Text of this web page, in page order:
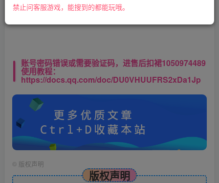
请登录后查看特权
账号密码错误或需要验证码，进售后扣裙1050974489
使用教程：
https://docs.qq.com/doc/DU0VHUUFRS2xDa1Jp
© 版权声明
版权声明
禁止问客服游戏，能搜到的都能玩哦。